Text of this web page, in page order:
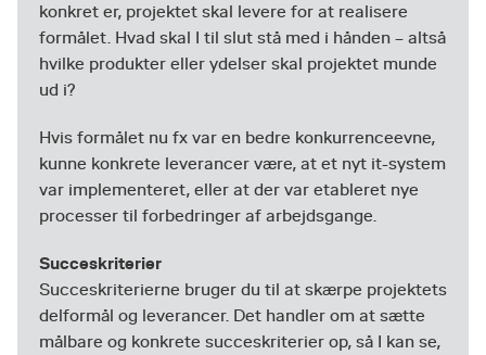
konkret er, projektet skal levere for at realisere
formålet. Hvad skal I til slut stå med i hånden – altså
hvilke produkter eller ydelser skal projektet munde
ud i?
Hvis formålet nu fx var en bedre konkurrenceevne,
kunne konkrete leverancer være, at et nyt it-system
var implementeret, eller at der var etableret nye
processer til forbedringer af arbejdsgange.
Succeskriterier
Succeskriterierne bruger du til at skærpe projektets
delformål og leverancer. Det handler om at sætte
målbare og konkrete succeskriterier op, så I kan se,